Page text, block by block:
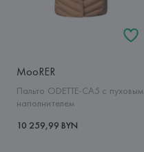
MooRER
Пальто ODETTE-CA5 с пуховым
наполнителем
10 259,99 BYN